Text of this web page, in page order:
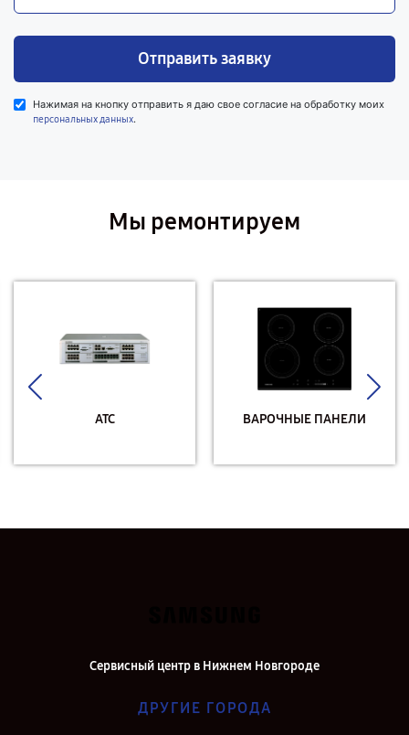
Отправить заявку
Нажимая на кнопку отправить я даю свое согласие на обработку моих
персональных данных.
Мы ремонтируем
АТС ВАРОЧНЫЕ ПАНЕЛИ
Сервисный центр в Нижнем Новгороде
ДРУГИЕ ГОРОДА